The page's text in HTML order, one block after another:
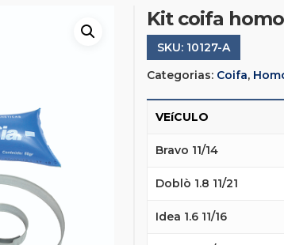
Kit coifa
SKU: 10127-A
Categorias: Coifa,
VEíCULO
Bravo 11/14
Doblò 1.8 11/21
Idea 1.6 11/16